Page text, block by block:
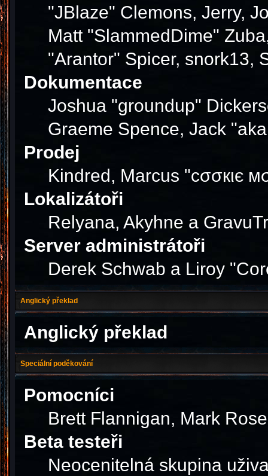
"JBlaze" Clemons, Jerry,
Matt "SlammedDime"
"Arantor" Spicer, snork13,
Dokumentace
Joshua "groundup"
Graeme Spence, Jack
Prodej
Kindred, Marcus "cσσкιє
Lokalizátoři
Relyana, Akyhne a
Server administrátoři
Derek Schwab a Liroy
Anglický překlad
Anglický překlad
Speciální poděkování
Pomocníci
Brett Flannigan, Mark
Beta testeři
Neocenitelná skupina